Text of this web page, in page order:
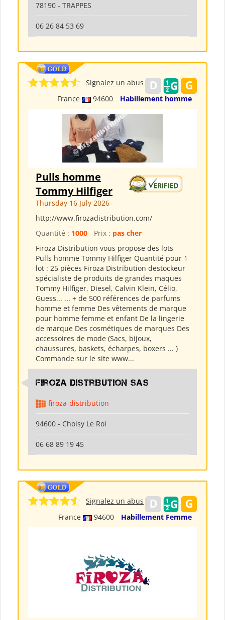
78190 - TRAPPES
06 26 84 53 69
France 94600 Habillement homme
Signalez un abus
Pulls homme
Tommy Hilfiger
Thursday 16 July 2026
http://www.firozadistribution.com/
Quantité : 1000 - Prix : pas cher
Firoza Distribution vous propose des lots
Pulls homme Tommy Hilfiger Quantité pour 1
lot : 25 pièces Firoza Distribution destockeur
spécialiste de produits de grandes maques
Tommy Hilfiger, Diesel, Calvin Klein, Célio,
Guess... ... + de 500 références de parfums
homme et femme Des vêtements de marque
pour homme femme et enfant De la lingerie
de marque Des cosmétiques de marques Des
accessoires de mode (Sacs, bijoux,
chaussures, baskets, écharpes, boxers ... )
Commande sur le site www...
Firoza Distribution SAS
firoza-distribution
94600 - Choisy Le Roi
06 68 89 19 45
France 94600 Habillement Femme
Signalez un abus